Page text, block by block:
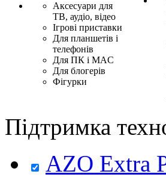
Аксесуари для
ТВ, аудіо, відео
Ігрові приставки
Для планшетів і
телефонів
Для ПК і MAC
Для блогерів
Фігурки
Підтримка
AZO Extra